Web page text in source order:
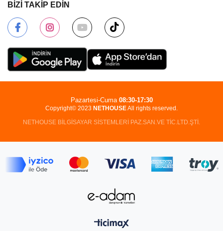
BİZİ TAKİP EDİN
Copyright© 2023 NETHOUSEAll rights reserved.
NETHOUSE BİLGİSAYAR SİSTEMLERİ PAZ.SAN.VE TİC.LTD.ŞTİ.
Pazartesi-Cuma 08:30-17:30